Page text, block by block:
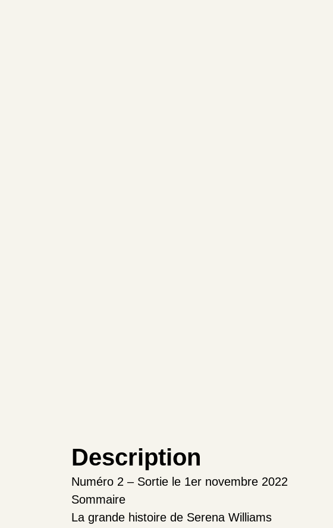
Description
Numéro 2 – Sortie le 1er novembre 2022
Sommaire
La grande histoire de Serena Williams